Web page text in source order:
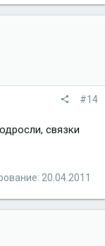
#14
связки
20.04.2011